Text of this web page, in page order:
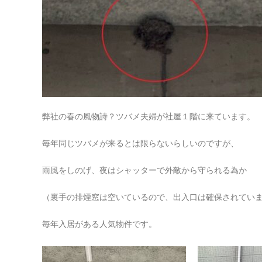
弊社の春の風物詩？ツバメ夫婦が社屋１階に来ています。
毎年同じツバメが来るとは限らないらしいのですが、
雨風をしのげ、夜はシャッターで外敵から守られる為か
（裏手の排煙窓は空いているので、出入口は確保されてい
毎年入居がある人気物件です。